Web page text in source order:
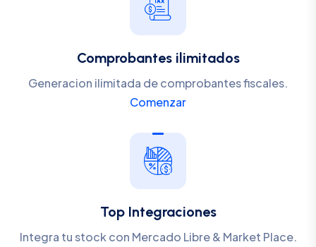
Comprobantes ilimitados
Generacion ilimitada de comprobantes fiscales.
Comenzar
Top Integraciones
Integra tu stock con Mercado Libre & Market Place.